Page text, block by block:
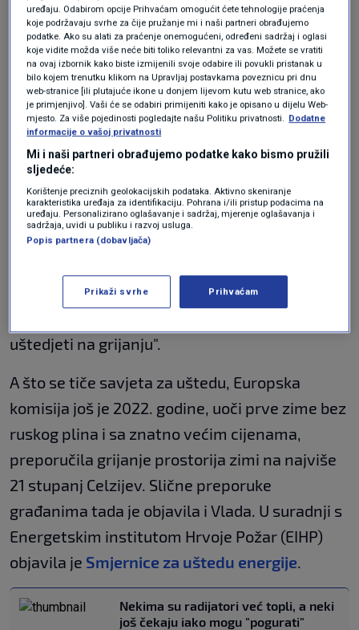
S prvim danom listopada smanjuju se Vladine
subvencijekućanstvima za prirodni plin, a od 1.
studenoga i za električnu energiju (u drugoj fazi
i od 1. siječnja) pa bi, prema grubom izračunu,
računi za ta dva energenta trebalibiti viši za
četiri odnosno pet eura.
Dok iz Vlade poručuju da se smanjivanje
subvencije provodi postupno kako ne bi
izazvalo prevelike šokove, predsjednica
već je savjetovala umirovljenicima
uštedjeti na grijanju".
A što se tiče savjeta za uštedu, Europska
komisija još je 2022. godine, uoči prve zime bez
ruskog plina i sa znatno većim cijenama,
preporučila grijanje prostorija zimi na najviše
21 stupanj Celzijev. Slične preporuke
građanima tada je objavila i Vlada. U suradnji s
Energetskim institutom Hrvoje Požar (EIHP)
objavila je Smjernice za uštedu energije.
Nekima su radijatori već topli, a neki
još čekaju iako mogu "pogurati"
uređaju. Odabirom opcije Prihvaćam omogućit ćete tehnologije praćenja
koje podržavaju svrhe za čije pružanje mi i naši partneri obrađujemo
podatke. Ako su alati za praćenje onemogućeni, određeni sadržaj i oglasi
koje vidite možda više neće biti toliko relevantni za vas. Možete se vratiti
na ovaj izbornik kako biste izmijenili svoje odabire ili povukli pristanak u
bilo kojem trenutku klikom na Upravljaj postavkama poveznicu pri dnu
web-stranice [ili plutajuće ikone u donjem lijevom kutu web stranice, ako
je primjenjivo]. Vaši će se odabiri primijeniti kako je opisano u dijelu Web-
mjesto. Za više pojedinosti pogledajte našu Politiku privatnosti. Dodatne
informacije o vašoj privatnosti
Mi i naši partneri obrađujemo podatke kako bismo pružili
sljedeće:
Korištenje preciznih geolokacijskih podataka. Aktivno skeniranje
karakteristika uređaja za identifikaciju. Pohrana i/ili pristup podacima na
uređaju. Personalizirano oglašavanje i sadržaj, mjerenje oglašavanja i
sadržaja, uvidi u publiku i razvoj usluga.
Popis partnera (dobavljača)
Prikaži svrhe Prihvaćam